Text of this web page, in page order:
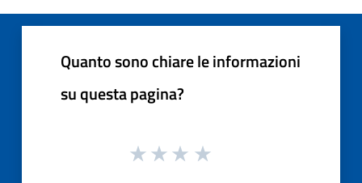
Quanto sono chiare le informazioni
su questa pagina?